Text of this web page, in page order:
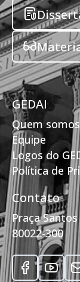
GEDAI
Quem somos
Equipe
Logos do
Política de
Contato
Praça
80022-300